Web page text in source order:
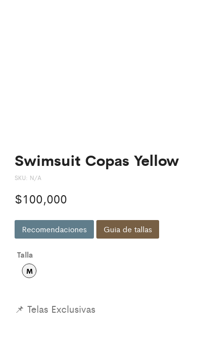
Swimsuit Copas Yellow
SKU: N/A
$100,000
Recomendaciones Guia de tallas
Talla
M